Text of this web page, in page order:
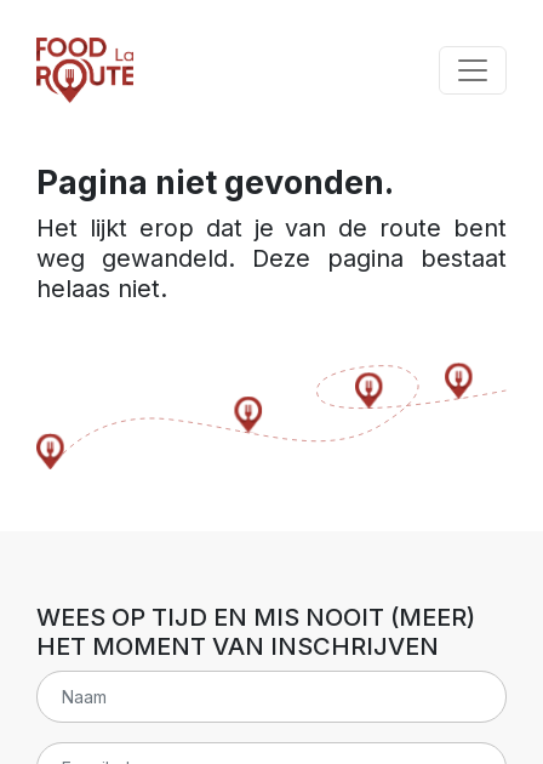
Pagina niet gevonden.
Het lijkt erop dat je van de route bent
weg gewandeld. Deze pagina bestaat
helaas niet.
WEES OP TIJD EN MIS NOOIT (MEER)
HET MOMENT VAN INSCHRIJVEN